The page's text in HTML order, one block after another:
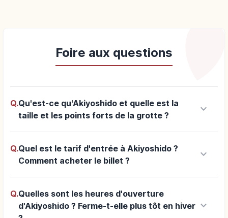
Foire aux questions
Q.Qu'est-ce qu'Akiyoshido et quelle est la
taille et les points forts de la grotte ?
keyboard_arrow_down
Q.Quel est le tarif d'entrée à Akiyoshido ?
Comment acheter le billet ?
keyboard_arrow_down
Q.Quelles sont les heures d'ouverture
d'Akiyoshido ? Ferme-t-elle plus tôt en hiver keyboard_arrow_down